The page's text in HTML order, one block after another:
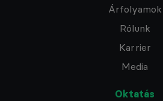
Árfolyamok
Rólunk
Karrier
Media
Oktatás